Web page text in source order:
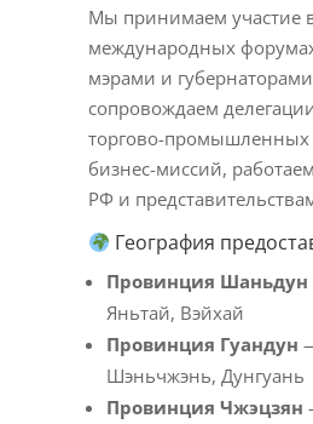
Мы принимаем участие
международных
мэрами и
сопровождаем
торгово-промышленных
бизнес-миссий,
РФ и
География
Провинция Шаньдун
Яньтай, Вэйхай
Провинция Гуандун
Шэньчжэнь, Дунгуань
Провинция Чжэцзян